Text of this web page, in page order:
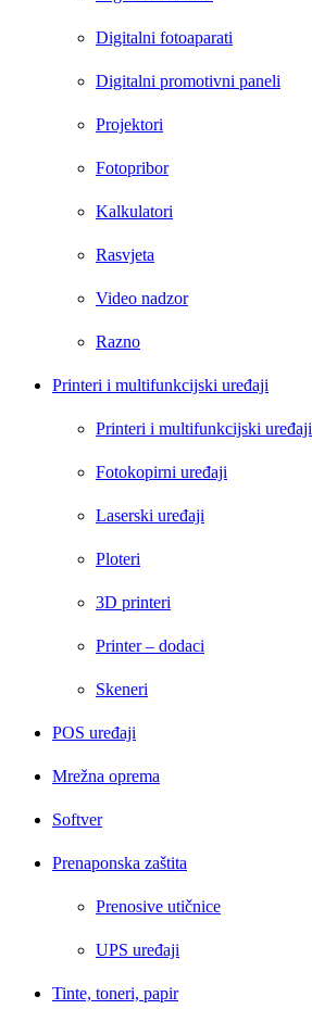
Digitalni fotoaparati
Digitalni promotivni paneli
Projektori
Fotopribor
Kalkulatori
Rasvjeta
Video nadzor
Razno
Printeri i multifunkcijski uređaji
Printeri i multifunkcijski uređaji
Fotokopirni uređaji
Laserski uređaji
Ploteri
3D printeri
Printer – dodaci
Skeneri
POS uređaji
Mrežna oprema
Softver
Prenaponska zaštita
Prenosive utičnice
UPS uređaji
Tinte, toneri, papir